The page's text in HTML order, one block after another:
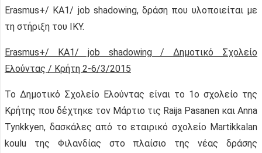
Erasmus+/ KA1/ job shadowing, δράση που υλοποιείται με
τη στήριξη του ΙΚΥ.
Erasmus+/ KA1/ job shadowing / Δημοτικό Σχολείο
Ελούντας / Κρήτη 2-6/3/2015
Το Δημοτικό Σχολείο Ελούντας είναι το 1ο σχολείο της
Κρήτης που δέχτηκε τον Μάρτιο τις Raija Pasanen και Anna
Tynkkyen, δασκάλες από το εταιρικό σχολείο Martikkalan
koulu της Φιλανδίας στο πλαίσιο της νέας δράσης